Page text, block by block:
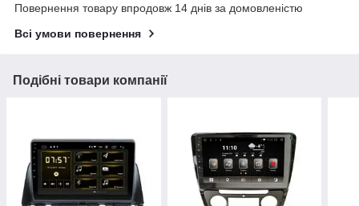
Повернення товару впродовж 14 днів за домовленістю
Всі умови повернення
Подібні товари компанії